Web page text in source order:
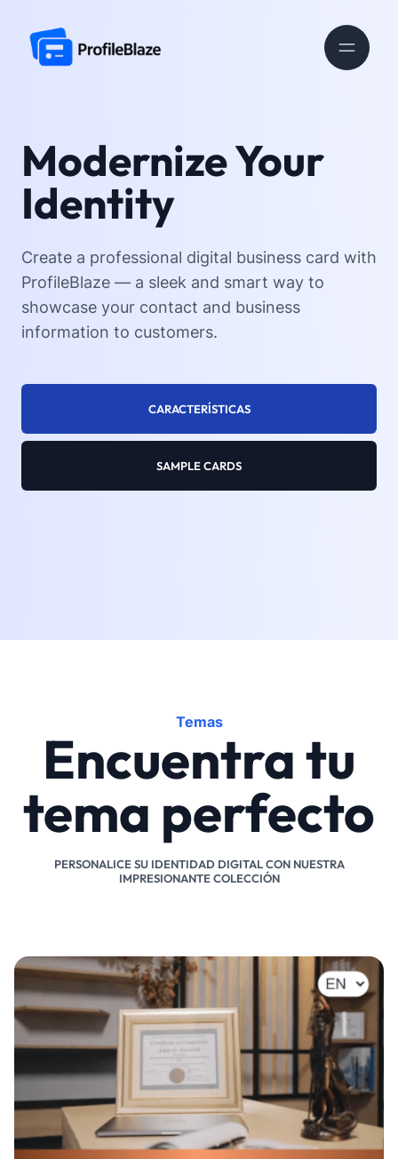
Modernize Your
Identity
Create a professional digital business card with
ProfileBlaze — a sleek and smart way to
showcase your contact and business
information to customers.
CARACTERÍSTICAS
SAMPLE CARDS
Temas
Encuentra tu
tema perfecto
PERSONALICE SU IDENTIDAD DIGITAL CON NUESTRA
IMPRESIONANTE COLECCIÓN